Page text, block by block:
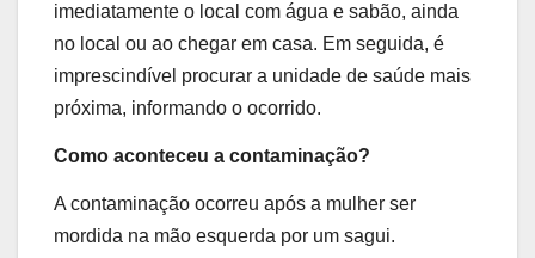
imediatamente o local com água e sabão, ainda
no local ou ao chegar em casa. Em seguida, é
imprescindível procurar a unidade de saúde mais
próxima, informando o ocorrido.
Como aconteceu a contaminação?
A contaminação ocorreu após a mulher ser
mordida na mão esquerda por um sagui.